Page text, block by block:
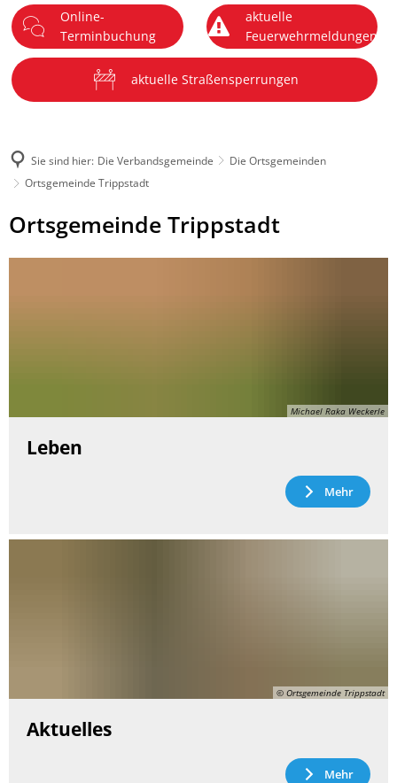
Menü
Online-
Terminbuchung
aktuelle
Feuerwehrmeldungen
aktuelle Straßensperrungen
Sie sind hier: Die Verbandsgemeinde
Die Ortsgemeinden
Ortsgemeinde Trippstadt
Ortsgemeinde
Trippstadt
Ortsgemeinde Trippstadt
Michael Raka Weckerle
Leben
Mehr
© Ortsgemeinde Trippstadt
Aktuelles
Mehr